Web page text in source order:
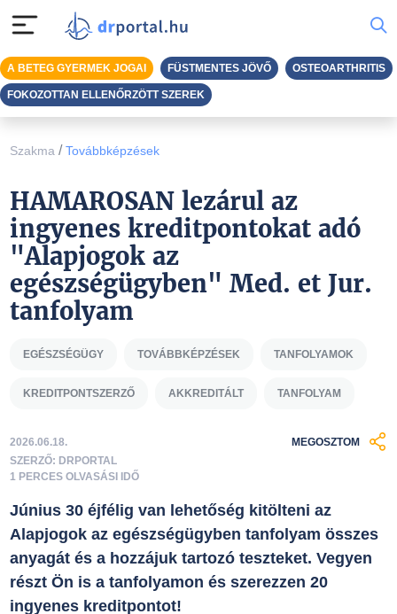
Szakma / Továbbképzések
HAMAROSAN lezárul az
ingyenes kreditpontokat adó
"Alapjogok az
egészségügyben" Med. et Jur.
tanfolyam
EGÉSZSÉGÜGY TOVÁBBKÉPZÉSEK TANFOLYAMOK
KREDITPONTSZERZŐ AKKREDITÁLT TANFOLYAM
2026.06.18.
SZERZŐ: DRPORTAL
1 PERCES OLVASÁSI IDŐ
MEGOSZTOM
Június 30 éjfélig van lehetőség kitölteni az
Alapjogok az egészségügyben tanfolyam összes
anyagát és a hozzájuk tartozó teszteket. Vegyen
részt Ön is a tanfolyamon és szerezzen 20
ingyenes kreditpontot!
A BETEG GYERMEK JOGAI FÜSTMENTES JÖVŐ OSTEOARTHRITIS
FOKOZOTTAN ELLENŐRZÖTT SZEREK